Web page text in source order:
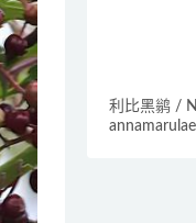
利比黑鹟 /
annamarulae